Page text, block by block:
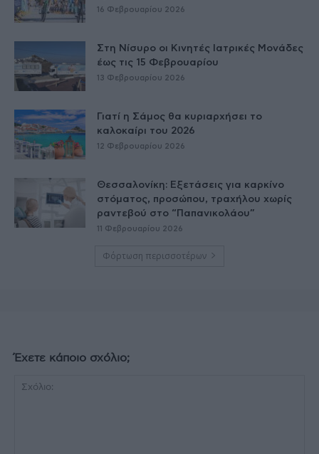
16 Φεβρουαρίου 2026
Στη Νίσυρο οι Κινητές Ιατρικές Μονάδες
έως τις 15 Φεβρουαρίου
13 Φεβρουαρίου 2026
Γιατί η Σάμος θα κυριαρχήσει το
καλοκαίρι του 2026
12 Φεβρουαρίου 2026
Θεσσαλονίκη: Εξετάσεις για καρκίνο
στόματος, προσώπου, τραχήλου χωρίς
ραντεβού στο “Παπανικολάου”
11 Φεβρουαρίου 2026
Φόρτωση περισσοτέρων
Έχετε κάποιο σχόλιο;